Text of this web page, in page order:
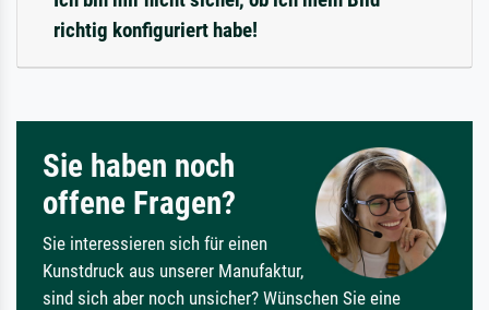
richtig konfiguriert habe!
Sie haben noch
offene Fragen?
Sie interessieren sich für einen
Kunstdruck aus unserer Manufaktur,
sind sich aber noch unsicher? Wünschen Sie eine